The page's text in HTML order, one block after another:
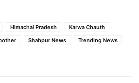
Himachal Pradesh
Karwa Chauth
Shahpur News
Trending News